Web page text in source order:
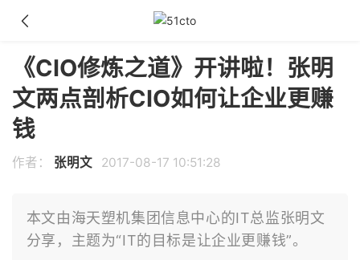
《CIO修炼之道》开讲啦！张明
文两点剖析CIO如何让企业更赚
钱
作者： 张明文 2017-08-17 10:51:28
本文由海天塑机集团信息中心的IT总监张明文
分享，主题为“IT的目标是让企业更赚钱”。